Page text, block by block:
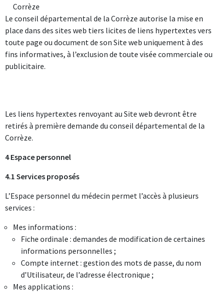
Corrèze
Le conseil départemental de la Corrèze autorise la mise en
place dans des sites web tiers licites de liens hypertextes vers
toute page ou document de son Site web uniquement à des
fins informatives, à l’exclusion de toute visée commerciale ou
publicitaire.
Les liens hypertextes renvoyant au Site web devront être
retirés à première demande du conseil départemental de la
Corrèze.
4 Espace personnel
4.1 Services proposés
L’Espace personnel du médecin permet l’accès à plusieurs
services :
Fiche ordinale : demandes de modification de certaines
informations personnelles ;
Compte internet : gestion des mots de passe, du nom
d’Utilisateur, de l’adresse électronique ;